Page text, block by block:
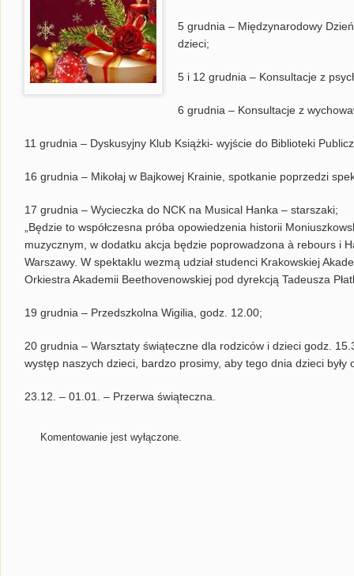
5 grudnia – Międzynarodowy
dzieci;
5 i 12 grudnia – Konsultacje z
6 grudnia – Konsultacje z
11 grudnia – Dyskusyjny Klub Książki- wyjście do Biblioteki
16 grudnia – Mikołaj w Bajkowej Krainie, spotkanie poprzedzi
17 grudnia – Wycieczka do NCK na Musical Hanka – starszaki;
„Będzie to współczesna próba opowiedzenia historii
muzycznym, w dodatku akcja będzie poprowadzona à rebours i
Warszawy. W spektaklu wezmą udział studenci Krakowskiej
Orkiestra Akademii Beethovenowskiej pod dyrekcją Tadeusza
19 grudnia – Przedszkolna Wigilia, godz. 12.00;
20 grudnia – Warsztaty świąteczne dla rodziców i dzieci godz.
występ naszych dzieci, bardzo prosimy, aby tego dnia dzieci były
23.12. – 01.01. – Przerwa świąteczna.
Komentowanie jest wyłączone.